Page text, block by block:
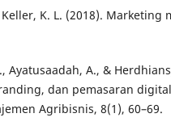
K. L. (2018). Marketing
Ayatusaadah, A., &
dan pemasaran
Agribisnis, 8(1), 60–69.